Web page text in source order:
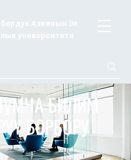
Азиянын Эл
университети
БИЛИМ
БОРБОРУ